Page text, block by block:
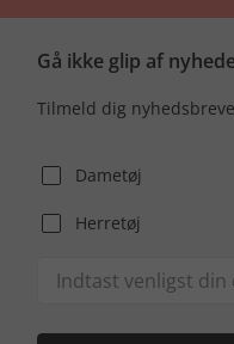
Gå ikke glip af
Tilmeld dig
Dametøj
Herretøj